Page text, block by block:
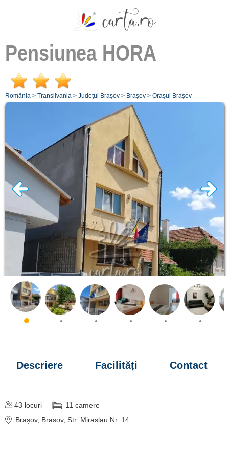
Pensiunea HORA
România > Transilvania > Județul Brașov > Brașov > Orașul Brașov
Descriere Facilități Contact
43 locuri 11 camere
Brașov, Brasov, Str. Miraslau Nr. 14